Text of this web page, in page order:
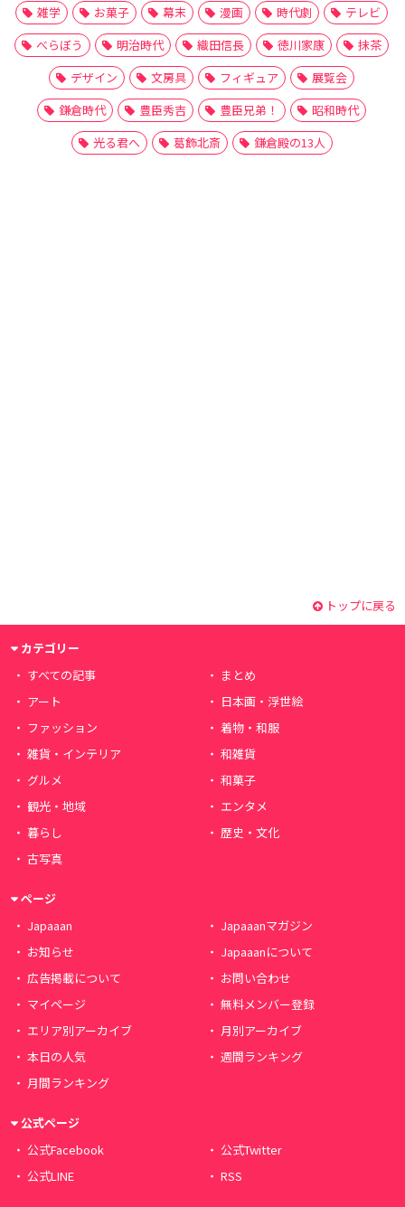
雑学
お菓子 幕末 漫画 時代劇
テレビ
べらぼう
明治時代 織田信長 徳川家康
抹茶
デザイン
文房具 フィギュア
展覧会
鎌倉時代
豊臣秀吉 豊臣兄弟！
昭和時代
光る君へ
葛飾北斎 鎌倉殿の13人
トップに戻る
カテゴリー
すべての記事
まとめ
アート
日本画・浮世絵
ファッション
着物・和服
雑貨・インテリア
和雑貨
グルメ
和菓子
観光・地域
エンタメ
暮らし
歴史・文化
古写真
ページ
Japaaan
Japaaanマガジン
お知らせ
Japaaanについて
広告掲載について
お問い合わせ
マイページ
無料メンバー登録
エリア別アーカイブ
月別アーカイブ
本日の人気
週間ランキング
月間ランキング
公式ページ
公式Facebook
公式Twitter
公式LINE
RSS